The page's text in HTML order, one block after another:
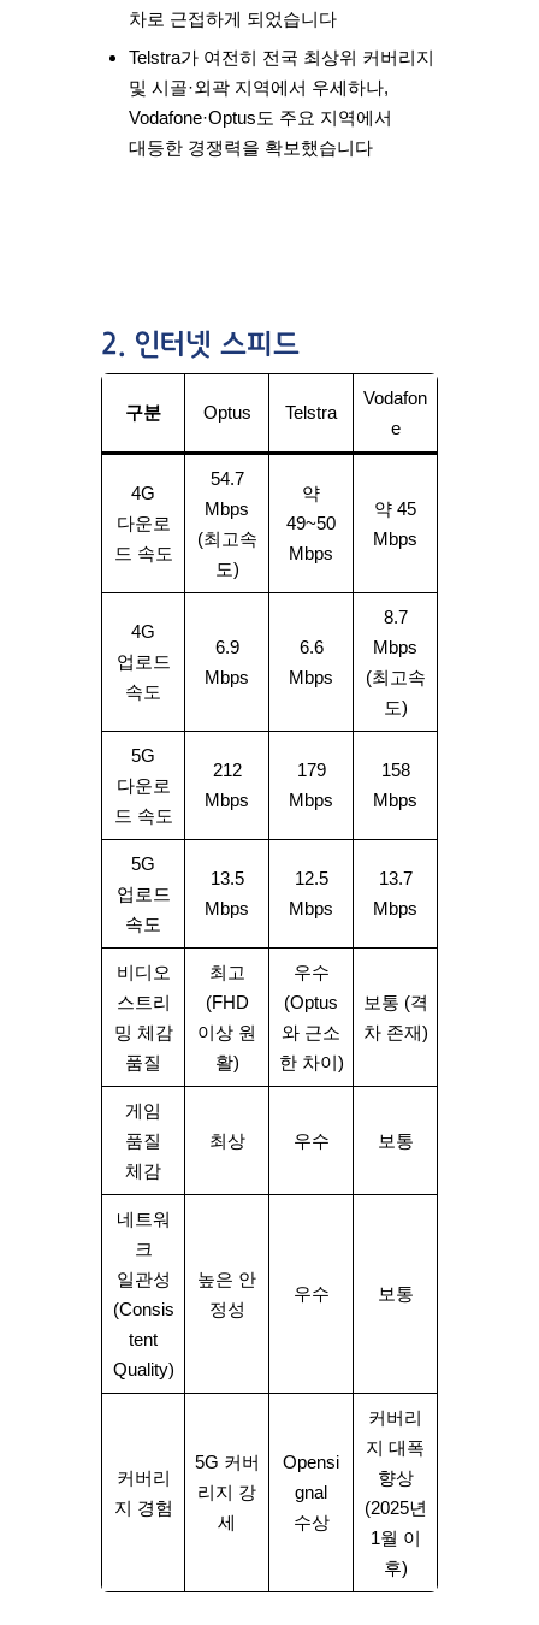
차로 근접하게 되었습니다
Telstra가 여전히 전국 최상위 커버리지
및 시골·외곽 지역에서 우세하나,
Vodafone·Optus도 주요 지역에서
대등한 경쟁력을 확보했습니다
2. 인터넷 스피드
구분 Optus Telstra
Vodafon
e
4G
다운로
드 속도
54.7
Mbps
(최고속
도)
약
49~50
Mbps
약 45
Mbps
4G
업로드
속도
6.9
Mbps
6.6
Mbps
8.7
Mbps
(최고속
도)
5G
다운로
드 속도
212
Mbps
179
Mbps
158
Mbps
5G
업로드
속도
13.5
Mbps
12.5
Mbps
13.7
Mbps
비디오
스트리
밍 체감
품질
최고
(FHD
이상 원
활)
우수
(Optus
와 근소
한 차이)
보통 (격
차 존재)
게임
품질
체감
최상 우수 보통
네트워
크
일관성
(Consis
tent
Quality)
높은 안
정성
우수 보통
커버리
지 경험
5G 커버
리지 강
세
Opensi
gnal
수상
커버리
지 대폭
향상
(2025년
1월 이
후)